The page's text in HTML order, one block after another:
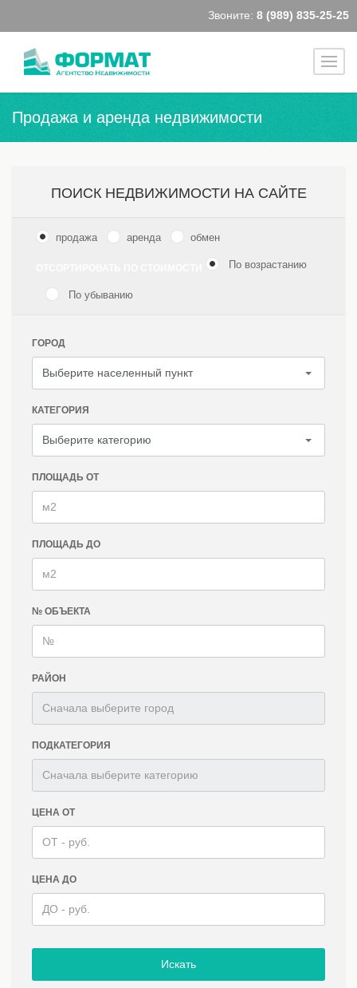
Звоните: 8 (989) 835-25-25
Продажа и аренда недвижимости
ПОИСК НЕДВИЖИМОСТИ НА САЙТЕ
продажа аренда обмен
По возрастанию
По убыванию
ГОРОД
КАТЕГОРИЯ
ПЛОЩАДЬ ОТ
ПЛОЩАДЬ ДО
№ ОБЪЕКТА
РАЙОН
ПОДКАТЕГОРИЯ
ЦЕНА ОТ
ЦЕНА ДО
Искать